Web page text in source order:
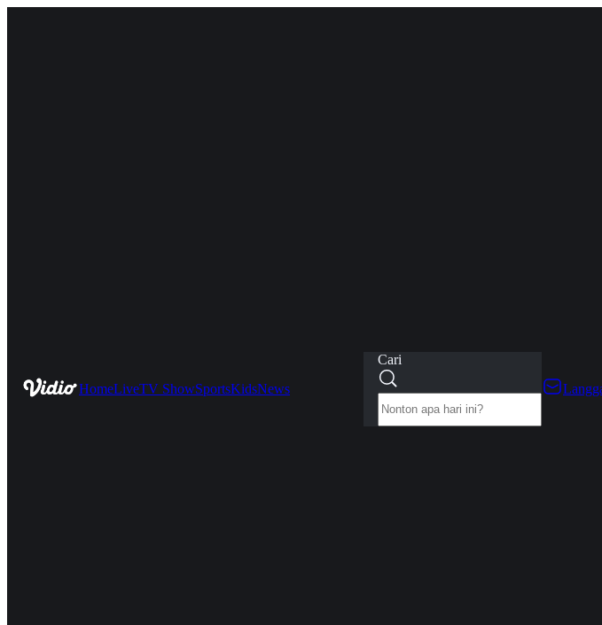
HomeLiveTV ShowSportsKidsNews
Cari